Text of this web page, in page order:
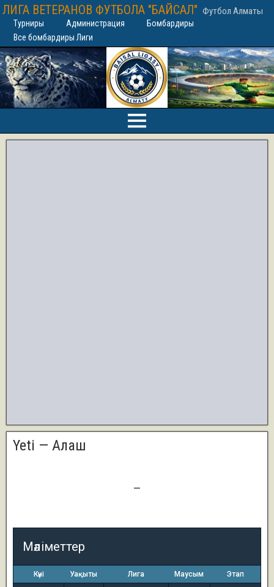
ЛИГА ВЕТЕРАНОВ ФУТБОЛА "БАЙСАЛ" Футбол Алматы
Турниры Администрация
Бомбардиры
Все бомбардиры Лиги
Yeti — Алаш
—
Мәліметтер
Күні Уақыты Лига Маусым Этап